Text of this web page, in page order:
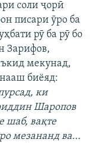
соли ҷорӣ
писари ӯро ба
рӯ ба рӯ бо
Зарифов,
мекунад,
биёяд:
ки
Шаропов
шаб, вақте
мезананд ва...